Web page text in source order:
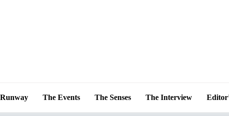
The Events The Senses The Interview